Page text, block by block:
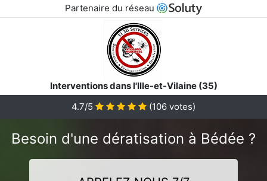
Partenaire du réseau
Interventions dans l'Ille-et-Vilaine (35)
4.7/5 (106 votes)
Besoin d'une dératisation à Bédée ?